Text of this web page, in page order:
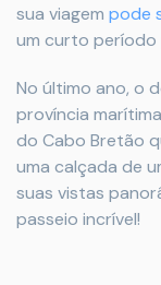
sua viagem pode
um curto período
No último ano, o
província
do Cabo Bretão
uma calçada de
suas vistas
passeio incrível!